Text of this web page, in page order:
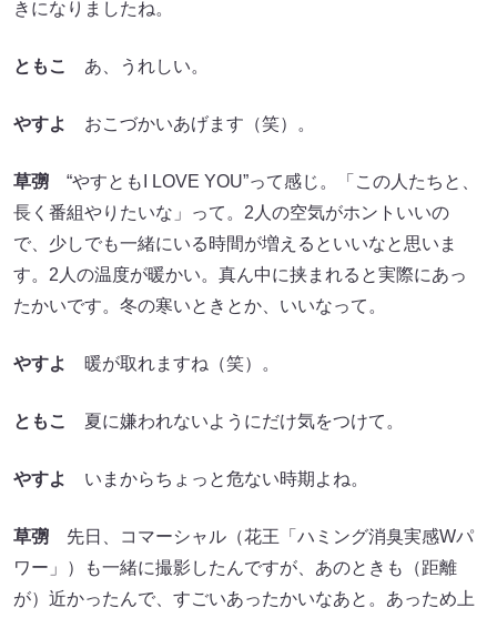
きになりましたね。
ともこ あ、うれしい。
やすよ おこづかいあげます（笑）。
草彅 “やすともI LOVE YOU”って感じ。「この人たちと、
長く番組やりたいな」って。2人の空気がホントいいの
で、少しでも一緒にいる時間が増えるといいなと思いま
す。2人の温度が暖かい。真ん中に挟まれると実際にあっ
たかいです。冬の寒いときとか、いいなって。
やすよ 暖が取れますね（笑）。
ともこ 夏に嫌われないようにだけ気をつけて。
やすよ いまからちょっと危ない時期よね。
草彅 先日、コマーシャル（花王「ハミング消臭実感Wパ
ワー」）も一緒に撮影したんですが、あのときも（距離
が）近かったんで、すごいあったかいなあと。あっため上